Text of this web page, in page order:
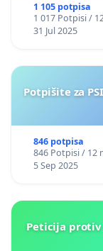
1 105 potpisa
1 017 Potpisi /
31 Jul 2025
Potpišite za
846 potpisa
846 Potpisi / 12
5 Sep 2025
Peticija